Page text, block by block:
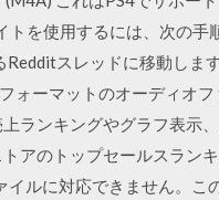
トを使用するには、次の
Redditスレッドに移動し
ォーマットのオーディオ
ランキングやグラフ表
アのトップセールスラン
ルに対応できません。